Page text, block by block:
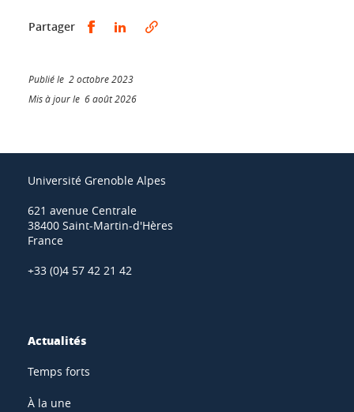
Partager Partager sur Facebook
Partager sur LinkedIn
Publié le 2 octobre 2023
Mis à jour le 6 août 2026
Université Grenoble Alpes
621 avenue Centrale
38400 Saint-Martin-d'Hères
France
+33 (0)4 57 42 21 42
Actualités
Temps forts
À la une